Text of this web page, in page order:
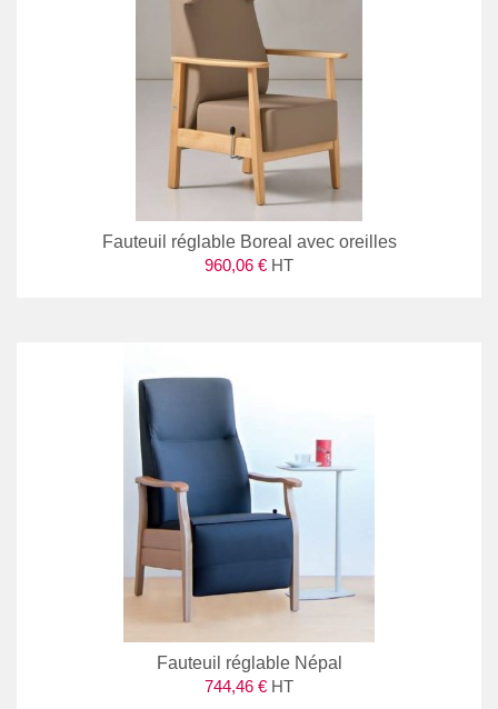
Fauteuil réglable Boreal avec oreilles
960,06 € HT
Fauteuil réglable Népal
744,46 € HT